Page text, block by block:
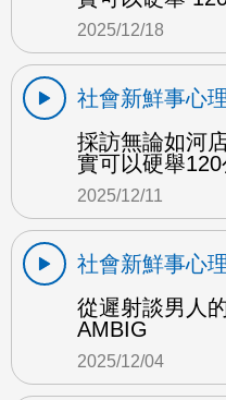
2025/12/18
社會新鮮事心
採訪無論如河
實可以硬舉
2025/12/11
社會新鮮事心
從遲射談男人
AMBIG
2025/12/04